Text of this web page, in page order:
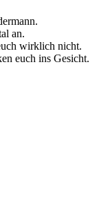
an.
wirklich nicht.
euch ins Gesicht.